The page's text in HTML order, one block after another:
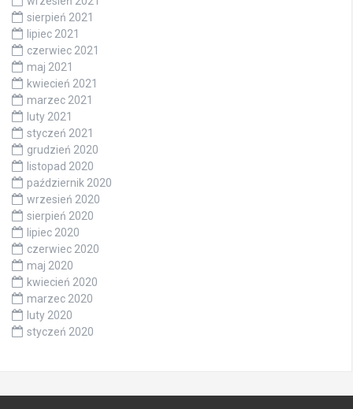
sierpień 2021
lipiec 2021
czerwiec 2021
maj 2021
kwiecień 2021
marzec 2021
luty 2021
styczeń 2021
grudzień 2020
listopad 2020
październik 2020
wrzesień 2020
sierpień 2020
lipiec 2020
czerwiec 2020
maj 2020
kwiecień 2020
marzec 2020
luty 2020
styczeń 2020